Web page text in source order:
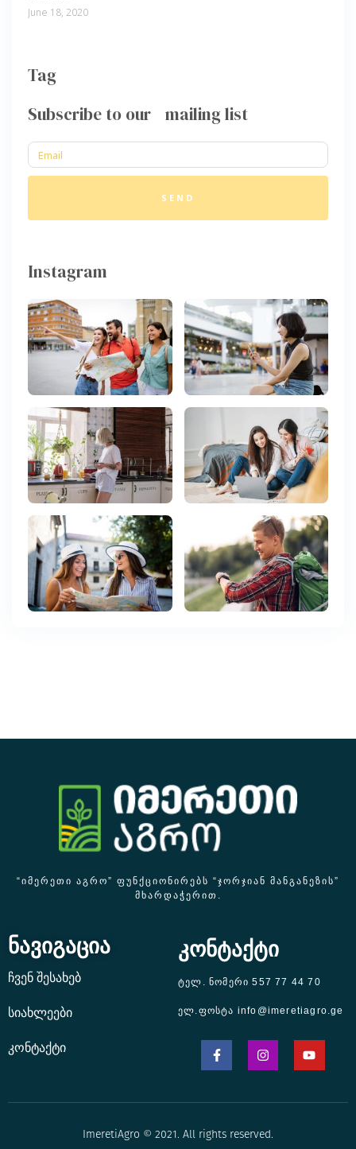
June 18, 2020
Tag
Subscribe to our mailing list
SEND
Instagram
“ᲘᲛᲔᲠᲔᲗᲘ ᲐᲒᲠᲝ” ᲤᲣᲜᲥᲪᲘᲝᲜᲘᲠᲔᲑᲡ “ᲯᲝᲠᲯᲘᲐᲜ ᲛᲐᲜᲒᲐᲜᲔᲖᲘᲡ”
ᲛᲮᲐᲠᲓᲐᲭᲔᲠᲘᲗ.
ნავიგაცია
ჩვენ შესახებ
სიახლეები
კონტაქტი
კონტაქტი
ტელ. ნომერი 557 77 44 70
ელ.ფოსტა info@imeretiagro.ge
ImeretiAgro © 2021. All rights reserved.